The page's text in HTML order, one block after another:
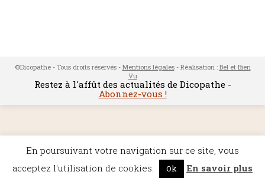
©Dicopathe - Tous droits réservés - Mentions légales- Réalisation : Bel et Bien
Vu
Restez à l'affût des actualités de Dicopathe -
Abonnez-vous !
En poursuivant votre navigation sur ce site, vous
acceptez l'utilisation de cookies.
Ok En savoir plus